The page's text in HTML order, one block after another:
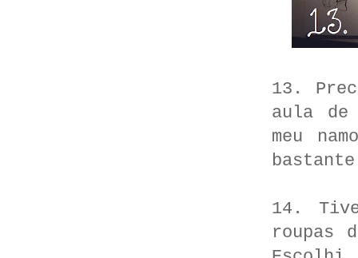
13.
aula de
meu
14.
roupas